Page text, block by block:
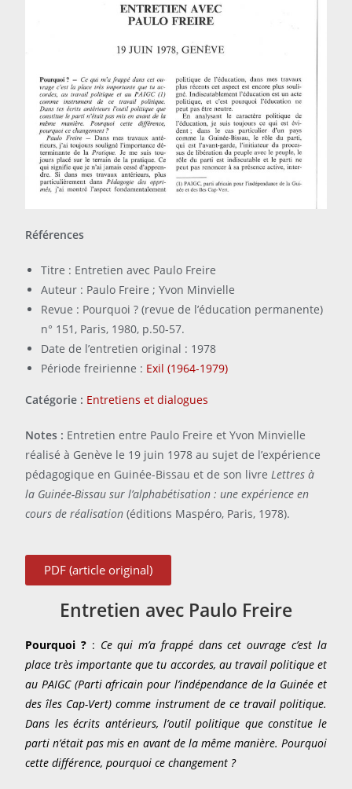
Références
Titre : Entretien avec Paulo Freire
Auteur : Paulo Freire ; Yvon Minvielle
Revue : Pourquoi ? (revue de l’éducation permanente)
n° 151, Paris, 1980, p.50-57.
Date de l’entretien original : 1978
Période freirienne : Exil (1964-1979)
Catégorie : Entretiens et dialogues
Notes : Entretien entre Paulo Freire et Yvon Minvielle
réalisé à Genève le 19 juin 1978 au sujet de l’expérience
pédagogique en Guinée-Bissau et de son livre Lettres à
la Guinée-Bissau sur l’alphabétisation : une expérience en
cours de réalisation (éditions Maspéro, Paris, 1978).
PDF (article original)
Entretien avec Paulo Freire
Pourquoi ? : Ce qui m’a frappé dans cet ouvrage c’est la
place très importante que tu accordes, au travail politique et
au PAIGC (Parti africain pour l’indépendance de la Guinée et
des îles Cap-Vert) comme instrument de ce travail politique.
Dans les écrits antérieurs, l’outil politique que constitue le
parti n’était pas mis en avant de la même manière. Pourquoi
cette différence, pourquoi ce changement ?